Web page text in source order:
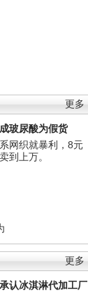
更多
玻尿酸为假货
网织就暴利，8元
到上万。
更多
认冰淇淋代加工厂